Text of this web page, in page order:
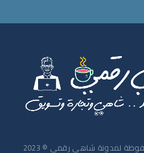
لمدونة شاهي رقمي © 2023